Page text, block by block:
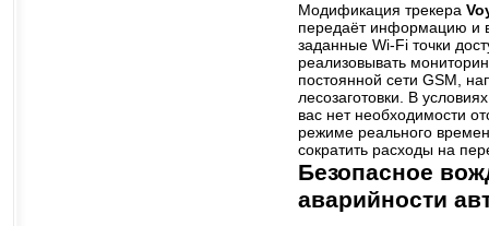
Модификация трекера
передаёт информацию и в
заданные Wi-Fi точки
реализовывать
постоянной сети GSM,
лесозаготовки. В
вас нет необходимости
режиме реального
сократить расходы на
Безопасное
аварийности